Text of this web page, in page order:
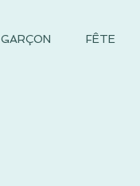
GARÇON FÊTE